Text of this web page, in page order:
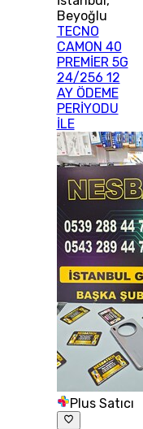
Beyoğlu
TECNO
CAMON 40
PREMİER 5G
24/256 12
AY ÖDEME
PERİYODU
İLE
Plus Satıcı